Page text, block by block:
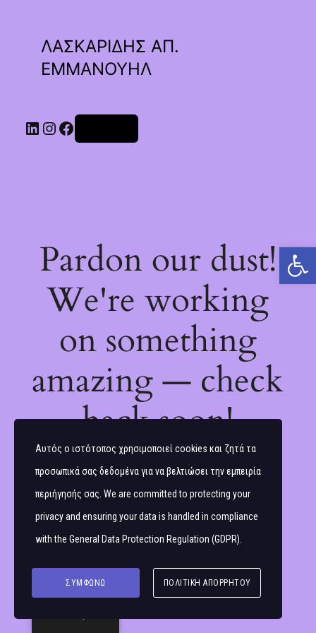
Ανοίξτε τη γραμμή εργαλείων
ΛΑΣΚΑΡΙΔΗΣ ΑΠ.
ΕΜΜΑΝΟΥΗΛ
Linkedin
Instagram
Facebook
Pardon our dust!
We're working
on something
amazing — check
back soon!
Αυτός ο ιστότοπος χρησιμοποιεί cookies και ζητά τα
προσωπικά σας δεδομένα για να βελτιώσει την εμπειρία
περιήγησής σας. We are committed to protecting your
privacy and ensuring your data is handled in compliance
with the General Data Protection Regulation (GDPR)
ΣΥΜΦΩΝΏ ΠΟΛΙΤΙΚΉ ΑΠΟΡΡΉΤΟΥ